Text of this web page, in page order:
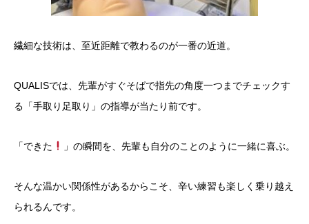
​繊細な技術は、至近距離で教わるのが一番の近道。
QUALISでは、先輩がすぐそばで指先の角度一つまでチェックす
る「手取り足取り」の指導が当たり前です。
​「できた 」の瞬間を、先輩も自分のことのように一緒に喜ぶ。
そんな温かい関係性があるからこそ、辛い練習も楽しく乗り越え
られるんです。